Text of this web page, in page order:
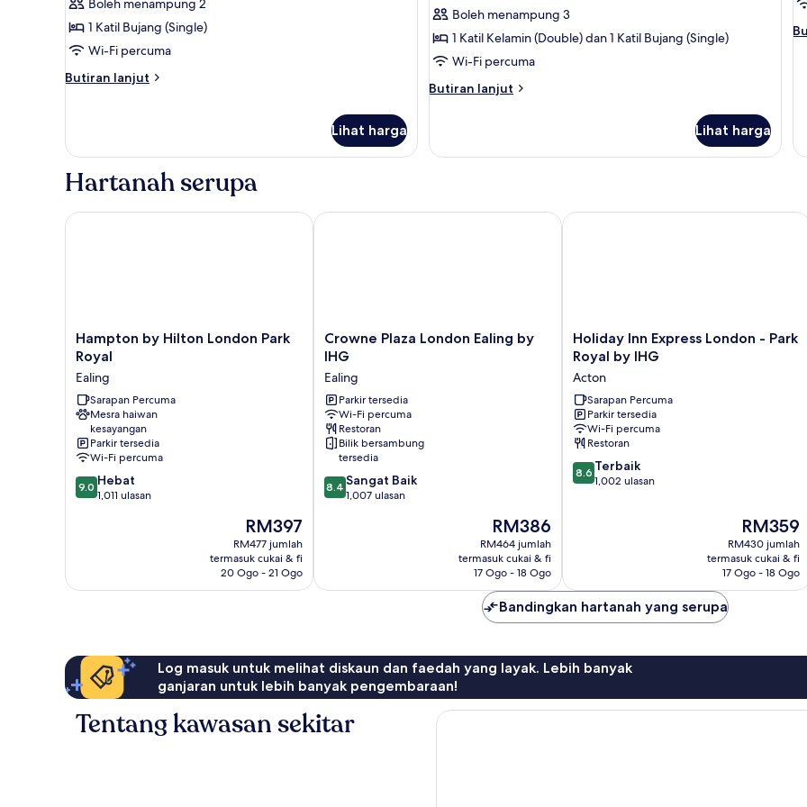
Premium
Room
Boleh menampung 2
1 Katil Bujang (Single)
Wi-Fi percuma
Butiran lanjut
Butiran
Lihat harga
Standard
Room,
Berbilang
Katil
Boleh menampung 3
1 Katil Kelamin (Double) dan 1 Katil Bujang (Single)
Wi-Fi percuma
Butiran lanjut
Butiran
Room,
Lihat harga
Hartanah serupa
Hampton
by
Hilton
London
Park
Royal
Ealing
Hampton by Hilton London Park
Royal
Ealing
Sarapan Percuma
Mesra haiwan
kesayangan
Parkir tersedia
Wi-Fi percuma
9.0
daripada
9.0 Hebat
1,011 ulasan
Harga
ialah
RM397
RM397
RM477 jumlah
termasuk cukai & fi
20 Ogo - 21 Ogo
Hampton by Hilton London Park Royal
Crowne
Plaza
Ealing
by
IHG
Ealing
Crowne Plaza London Ealing by
IHG
Ealing
Parkir tersedia
Wi-Fi percuma
Restoran
Bilik bersambung
tersedia
8.4
daripada
8.4 Sangat Baik
1,007 ulasan
Harga
ialah
RM386
RM386
RM464 jumlah
termasuk cukai & fi
17 Ogo - 18 Ogo
Crowne Plaza London Ealing by IHG
Holiday
Inn
Express
London
-
Park
Royal
by
IHG
Acton
Holiday Inn Express London - Park
Royal by IHG
Acton
Sarapan Percuma
Parkir tersedia
Wi-Fi percuma
Restoran
8.6
daripada
8.6 Terbaik
1,002 ulasan
Harga
ialah
RM359
RM359
RM430 jumlah
termasuk cukai & fi
17 Ogo - 18 Ogo
Holiday Inn Express London - Park
Bandingkan hartanah yang serupa
Log masuk untuk melihat diskaun dan faedah yang layak. Lebih banyak
ganjaran untuk lebih banyak pengembaraan!
Tentang kawasan sekitar